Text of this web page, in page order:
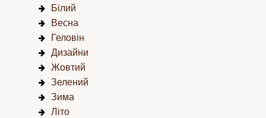
Білий
Весна
Геловін
Дизайни
Жовтий
Зелений
Зима
Літо